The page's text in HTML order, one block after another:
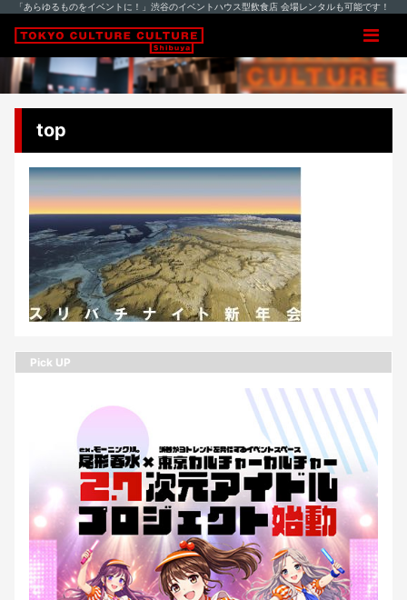
「あらゆるものをイベントに！」渋谷のイベントハウス型飲食店 会場レンタルも可能です！
top
Pick UP